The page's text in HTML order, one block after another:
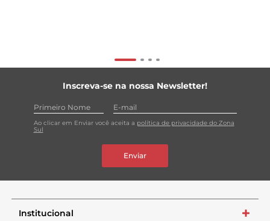
Inscreva-se na nossa Newsletter!
Ao clicar em Enviar você aceita a política de privacidade do Zona
Sul
Enviar
Institucional +